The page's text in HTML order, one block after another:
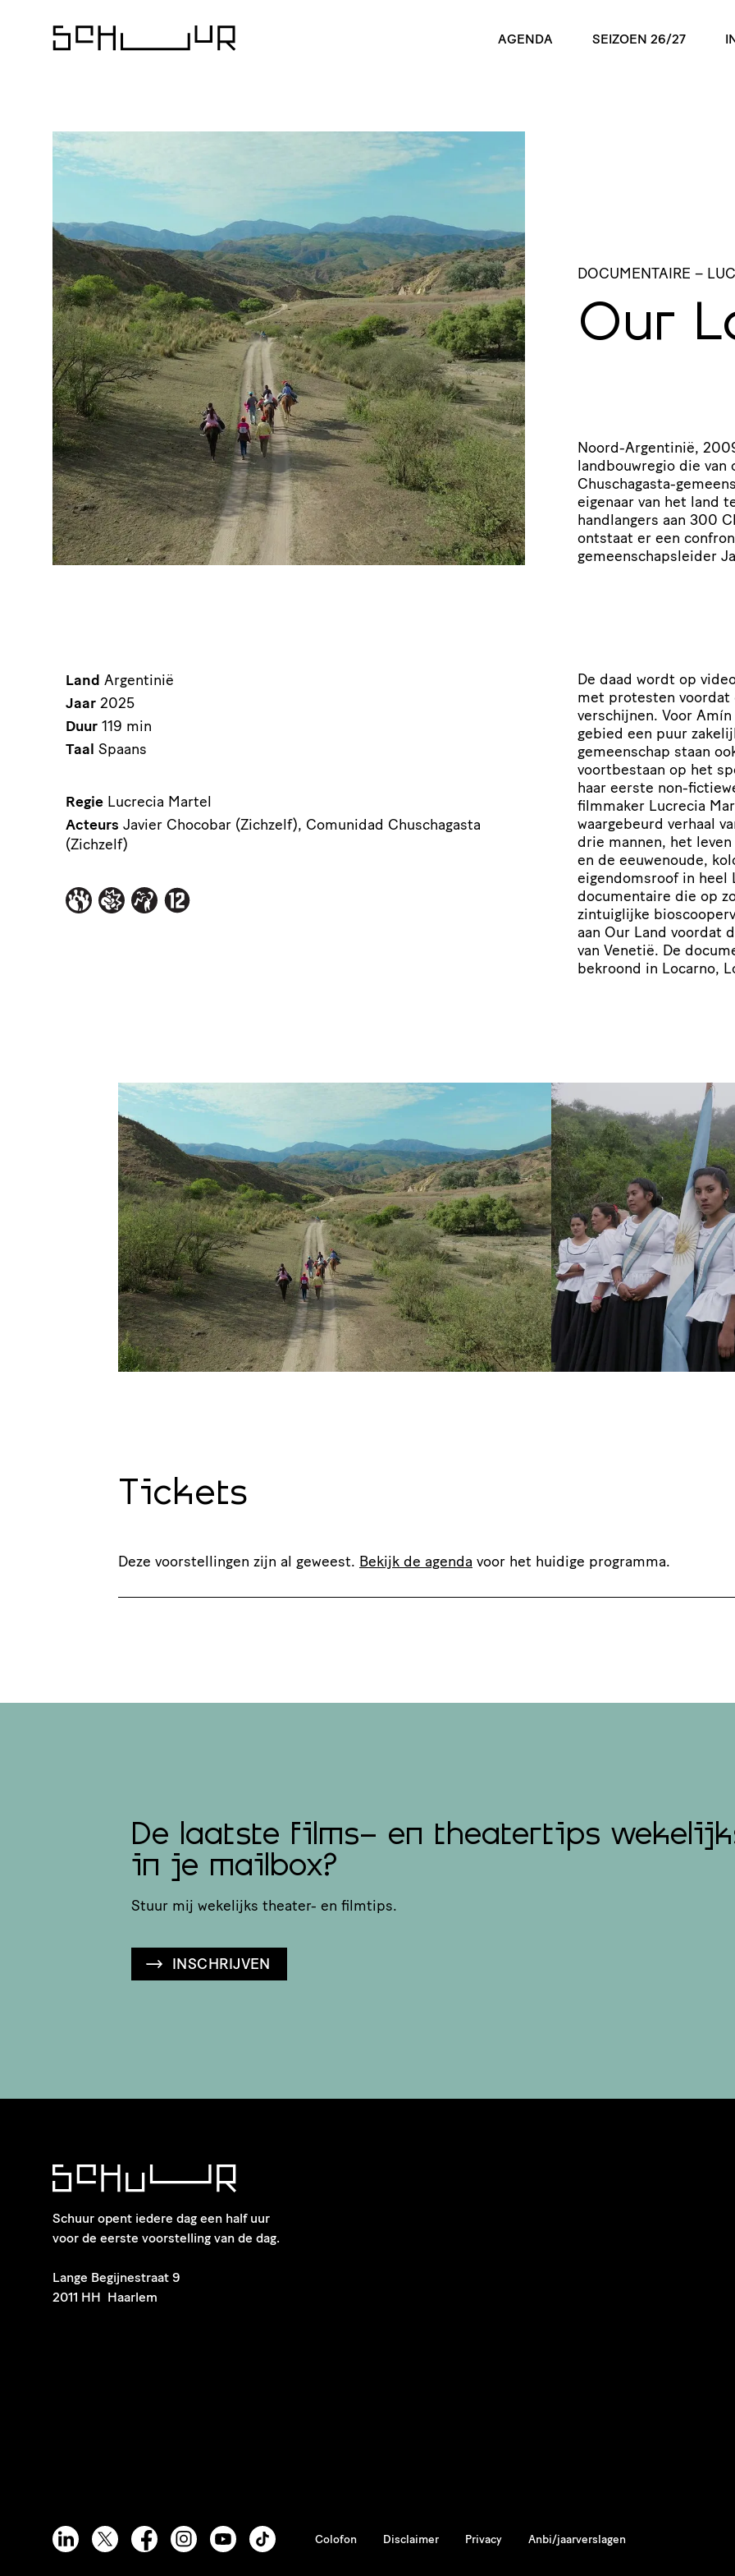
AGENDA SEIZOEN 26/27
DOCUMENTAIRE –
Our
Noord-Argentinië,
landbouwregio die
Chuschagasta-
eigenaar van het land
handlangers aan 300
ontstaat er een
gemeenschapsleider
De daad wordt op
met protesten voordat
verschijnen. Voor
gebied een puur
gemeenschap staan
voortbestaan op het
haar eerste non-
filmmaker Lucrecia
waargebeurd verhaal
drie mannen, het
en de eeuwenoude,
eigendomsroof in
documentaire die op
zintuiglijke
aan Our Land voordat
van Venetië. De
bekroond in Locarno,
Land Argentinië
Jaar 2025
Duur 119 min
Taal Spaans
Regie Lucrecia Martel
Acteurs Javier Chocobar (Zichzelf), Comunidad Chuschagasta
(Zichzelf)
Tickets
Deze voorstellingen zijn al geweest. Bekijk de agenda voor het huidige programma.
De laatste films- en theatertips
in je mailbox?
Stuur mij wekelijks theater- en filmtips.
INSCHRIJVEN
Schuur opent iedere dag een half uur
voor de eerste voorstelling van de dag.
​Lange Begijnestraat 9
2011 HH Haarlem
Colofon Disclaimer Privacy Anbi/jaarverslagen